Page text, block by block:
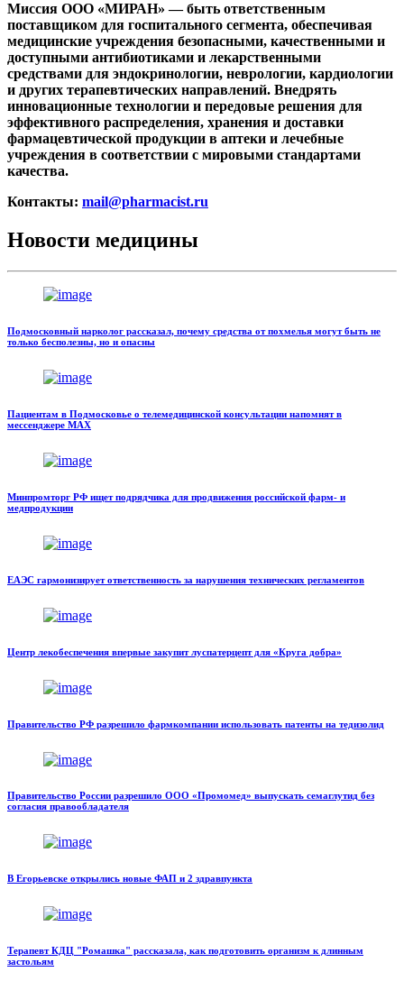
Миссия ООО «МИРАН» — быть ответственным
поставщиком для госпитального сегмента, обеспечивая
медицинские учреждения безопасными, качественными и
доступными антибиотиками и лекарственными
средствами для эндокринологии, неврологии, кардиологии
и других терапевтических направлений. Внедрять
инновационные технологии и передовые решения для
эффективного распределения, хранения и доставки
фармацевтической продукции в аптеки и лечебные
учреждения в соответствии с мировыми стандартами
качества.
Контакты: mail@pharmacist.ru
Новости медицины
Подмосковный нарколог рассказал, почему средства от похмелья могут быть не
только бесполезны, но и опасны
Пациентам в Подмосковье о телемедицинской консультации напомнят в
мессенджере МАХ
Минпромторг РФ ищет подрядчика для продвижения российской фарм- и
медпродукции
ЕАЭС гармонизирует ответственность за нарушения технических регламентов
Центр лекобеспечения впервые закупит луспатерцепт для «Круга добра»
Правительство РФ разрешило фармкомпании использовать патенты на тедизолид
Правительство России разрешило ООО «Промомед» выпускать семаглутид без
согласия правообладателя
В Егорьевске открылись новые ФАП и 2 здравпункта
Терапевт КДЦ "Ромашка" рассказала, как подготовить организм к длинным
застольям